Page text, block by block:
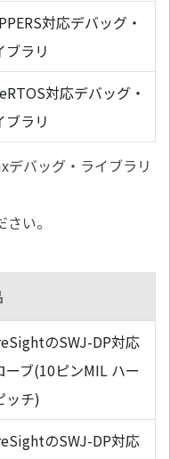
対応デバッグ・
ブラリ
対応デバッグ・
ブラリ
バッグ・ライブラリ
い。
のSWJ-DP対応
ーブ(10ピンMIL ハー
ッチ)
のSWJ-DP対応